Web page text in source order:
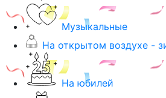
Музыкальные
На открытом воздухе -
На юбилей